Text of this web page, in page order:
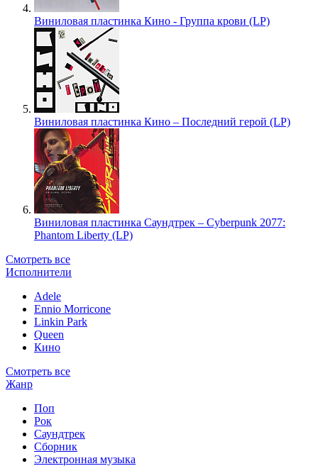
Виниловая пластинка Кино - Группа крови (LP)
Виниловая пластинка Кино – Последний герой (LP)
Виниловая пластинка Саундтрек – Cyberpunk 2077:
Phantom Liberty (LP)
Смотреть все
Исполнители
Adele
Ennio Morricone
Linkin Park
Queen
Кино
Смотреть все
Жанр
Поп
Рок
Саундтрек
Сборник
Электронная музыка